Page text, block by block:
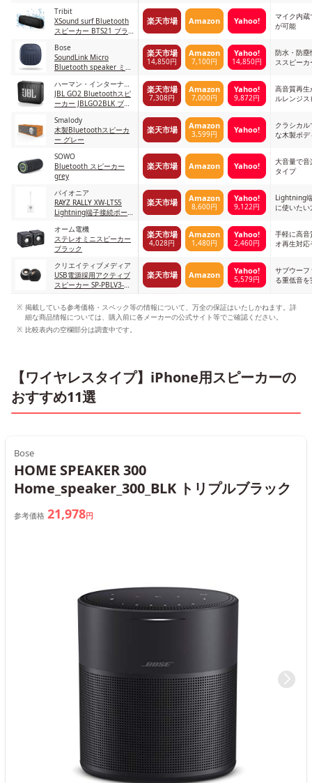
Tribit
XSound surf Bluetooth
スピーカー BTS21 ブラ
楽天市場 Amazon Yahoo!
マイク内
が可能
Bose
SoundLink Micro
Bluetooth speaker ミッ
ーのみ
楽天市場
14,850円
Amazon
7,100円
Yahoo!
14,850円
防水・防
ススピーカ
ハーマン・インターナシ
ョナル
JBL GO2 Bluetoothスピ
ーカー JBLGO2BLK ブラ
楽天市場
7,308円
Amazon
7,000円
Yahoo!
9,872円
高音質再
ルレンジ
Smalody
木製Bluetoothスピーカ
ー グレー
楽天市場 Amazon
3,599円 Yahoo!
クラシカ
な木製ボデ
SOWO
Bluetooth スピーカー
grey
楽天市場 Amazon Yahoo!
大音量で
タイプ
パイオニア
RAYZ RALLY XW-LTS5
Lightning端子接続ポー
楽天市場 Amazon
8,600円
Yahoo!
9,122円
Lightning
に使いたい
オーム電機
ステレオミニスピーカー
ブラック
楽天市場
4,028円
Amazon
1,480円
Yahoo!
2,460円
手軽に高
オ再生対応
クリエイティブメディア
USB電源採用アクティブ
スピーカー SP-PBLV3-BK
モデル
楽天市場 Amazon Yahoo!
5,579円
サブウー
る重低音を
掲載している参考価格・スペック等の情報について、万全の保証はいたしかねます。詳
細な商品情報については、購入前に各メーカーの公式サイト等でご確認ください。
比較表内の空欄部分は調査中です。
【ワイヤレスタイプ】iPhone用スピーカーの
おすすめ11選
Bose
HOME SPEAKER 300
Home_speaker_300_BLK トリプルブラック
参考価格 21,978円